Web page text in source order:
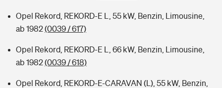
Opel Rekord, REKORD-E L, 55 kW, Benzin, Limousine,
ab 1982(0039 / 617)
Opel Rekord, REKORD-E L, 66 kW, Benzin, Limousine,
ab 1982(0039 / 618)
Opel Rekord, REKORD-E-CARAVAN (L), 55 kW, Benzin,